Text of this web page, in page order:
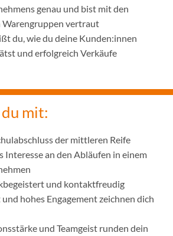
genau und bist mit den
Warengruppen vertraut
du, wie du deine Kunden:innen
und erfolgreich Verkäufe
mit:
der mittleren Reife
Interesse an den Abläufen in einem
und kontaktfreudig
hohes Engagement zeichnen dich
und Teamgeist runden dein